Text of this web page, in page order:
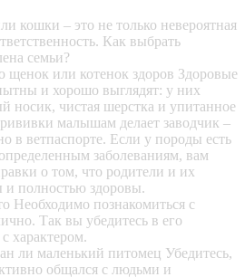
кошки – это не только невероятная
Как выбрать
семьи?
щенок или котенок здоров Здоровые
и хорошо выглядят: у них
носик, чистая шерстка и упитанное
малышам делает заводчик –
в ветпаспорте. Если у породы есть
заболеваниям, вам
о том, что родители и их
и полностью здоровы.
Необходимо познакомиться с
Так вы убедитесь в его
характером.
ли маленький питомец Убедитесь,
общался с людьми и